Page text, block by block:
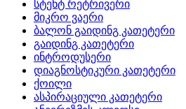
სტენტ რეტრივერი
მიკრო ვაერი
ბალონ გაიდინგ კათეტერი
გაიდინგ კათეტერი
ინტროდუსერი
დიაგნოსტიკური კათეტერი
ქოილი
ასპირაციული კათეტერი